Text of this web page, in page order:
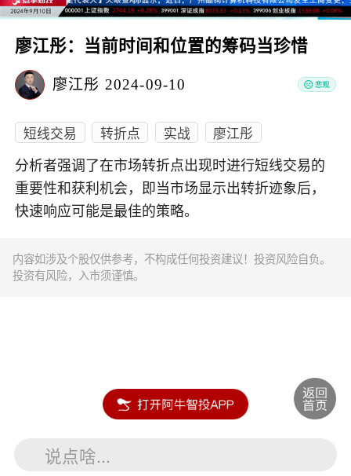
廖江彤：当前时间和位置的筹码当珍惜
廖江彤 2024-09-10
短线交易 转折点 实战 廖江彤
分析者强调了在市场转折点出现时进行短线交易的
重要性和获利机会，即当市场显示出转折迹象后，
快速响应可能是最佳的策略。
内容如涉及个股仅供参考，不构成任何投资建议！投资风险自负。
投资有风险，入市须谨慎。
说点啥...